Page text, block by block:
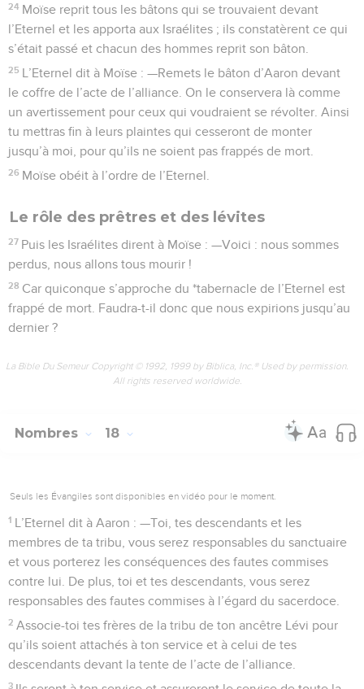
24 Moïse reprit tous les bâtons qui se trouvaient devant
l’Eternel et les apporta aux Israélites ; ils constatèrent ce qui
s’était passé et chacun des hommes reprit son bâton.
25 L’Eternel dit à Moïse : —Remets le bâton d’Aaron devant
le coffre de l’acte de l’alliance. On le conservera là comme
un avertissement pour ceux qui voudraient se révolter. Ainsi
tu mettras fin à leurs plaintes qui cesseront de monter
jusqu’à moi, pour qu’ils ne soient pas frappés de mort.
26 Moïse obéit à l’ordre de l’Eternel.
Le rôle des prêtres et des lévites
27 Puis les Israélites dirent à Moïse : —Voici : nous sommes
perdus, nous allons tous mourir !
28 Car quiconque s’approche du *tabernacle de l’Eternel est
frappé de mort. Faudra-t-il donc que nous expirions jusqu’au
dernier ?
La Bible Du Semeur Copyright © 1992, 1999 by Biblica, Inc.® Used by permission.
All rights reserved worldwide.
Nombres 18
Seuls les Évangiles sont disponibles en vidéo pour le moment.
1 L’Eternel dit à Aaron : —Toi, tes descendants et les
membres de ta tribu, vous serez responsables du sanctuaire
et vous porterez les conséquences des fautes commises
contre lui. De plus, toi et tes descendants, vous serez
responsables des fautes commises à l’égard du sacerdoce.
2 Associe-toi tes frères de la tribu de ton ancêtre Lévi pour
qu’ils soient attachés à ton service et à celui de tes
descendants devant la tente de l’acte de l’alliance.
3